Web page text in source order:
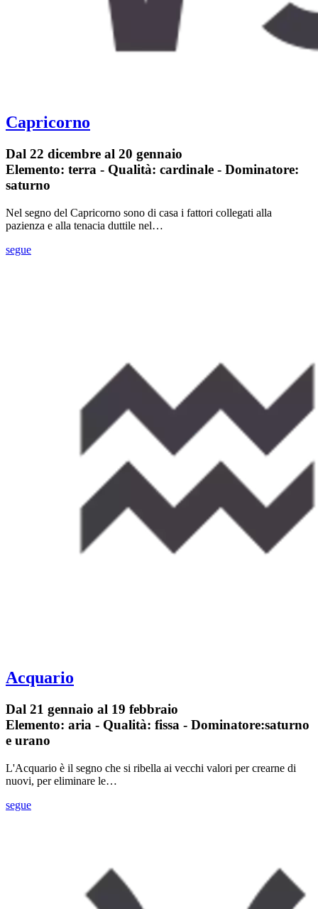
Capricorno
Dal 22 dicembre al 20 gennaio
Elemento: terra - Qualità: cardinale - Dominatore:
saturno
Nel segno del Capricorno sono di casa i fattori collegati alla
pazienza e alla tenacia duttile nel…
segue
Acquario
Dal 21 gennaio al 19 febbraio
Elemento: aria - Qualità: fissa - Dominatore:saturno
e urano
L'Acquario è il segno che si ribella ai vecchi valori per crearne di
nuovi, per eliminare le…
segue